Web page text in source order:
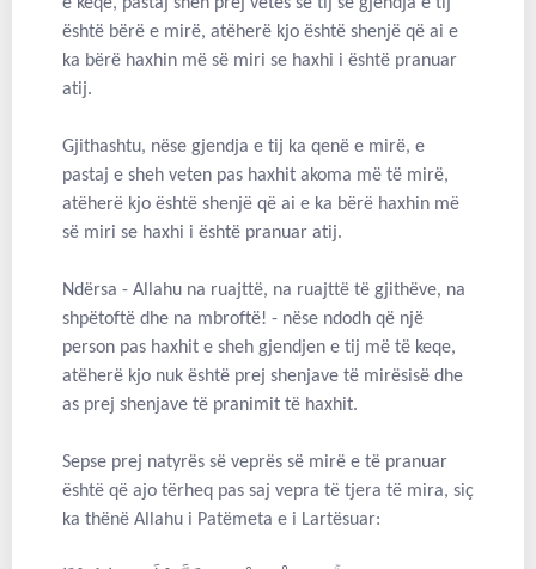
e keqe, pastaj sheh prej vetes së tij se gjendja e tij
është bërë e mirë, atëherë kjo është shenjë që ai e
ka bërë haxhin më së miri se haxhi i është pranuar
atij.
Gjithashtu, nëse gjendja e tij ka qenë e mirë, e
pastaj e sheh veten pas haxhit akoma më të mirë,
atëherë kjo është shenjë që ai e ka bërë haxhin më
së miri se haxhi i është pranuar atij.
Ndërsa - Allahu na ruajttë, na ruajttë të gjithëve, na
shpëtoftë dhe na mbroftë! - nëse ndodh që një
person pas haxhit e sheh gjendjen e tij më të keqe,
atëherë kjo nuk është prej shenjave të mirësisë dhe
as prej shenjave të pranimit të haxhit.
Sepse prej natyrës së veprës së mirë e të pranuar
është që ajo tërheq pas saj vepra të tjera të mira, siç
ka thënë Allahu i Patëmeta e i Lartësuar: